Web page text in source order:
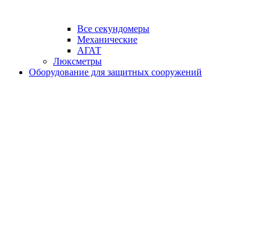
Все секундомеры
Механические
АГАТ
Люксметры
Оборудование для защитных сооружений